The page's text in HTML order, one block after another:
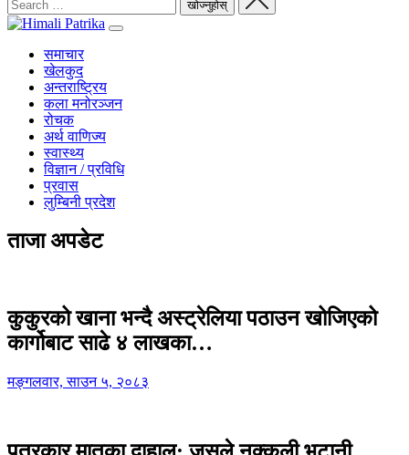
समाचार
खेलकुद
अन्तराष्ट्रिय
कला मनोरञ्जन
रोचक
अर्थ वाणिज्य
स्वास्थ्य
विज्ञान / प्रविधि
प्रवास
लुम्बिनी प्रदेश
ताजा अपडेट
कुकुरको खाना भन्दै अस्ट्रेलिया पठाउन खोजिएको
कार्गोबाट साढे ४ लाखका…
मङ्गलवार, साउन ५, २०८३